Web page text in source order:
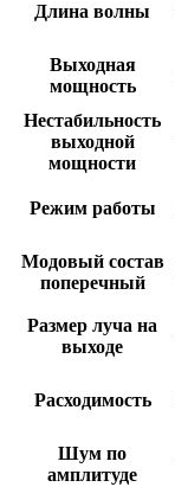
Длина волны
Выходная
мощность
Нестабильность
выходной
мощности
Режим работы
Модовый состав
поперечный
Размер луча на
выходе
Расходимость
Шум по
амплитуде